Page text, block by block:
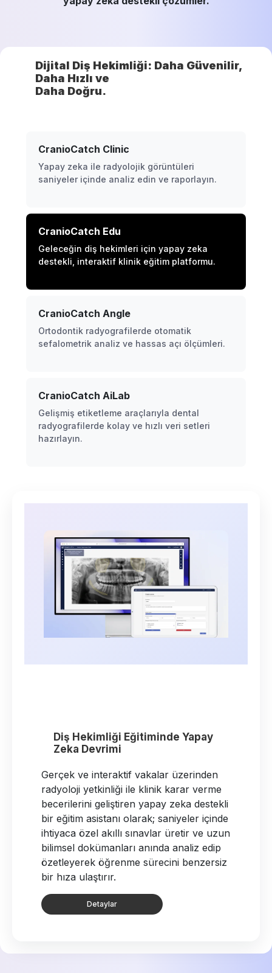
Dijital Diş Hekimliği: Daha Güvenilir,
Daha Hızlı ve
Daha Doğru.
CranioCatch Clinic
Yapay zeka ile radyolojik görüntüleri
saniyeler içinde analiz edin ve raporlayın.
CranioCatch Edu
Geleceğin diş hekimleri için yapay zeka
destekli, interaktif klinik eğitim platformu.
CranioCatch Angle
Ortodontik radyografilerde otomatik
sefalometrik analiz ve hassas açı ölçümleri.
CranioCatch AiLab
Gelişmiş etiketleme araçlarıyla dental
radyografilerde kolay ve hızlı veri setleri
hazırlayın.
Diş Hekimliği Eğitiminde Yapay
Zeka Devrimi
Gerçek ve interaktif vakalar üzerinden
radyoloji yetkinliği ile klinik karar verme
becerilerini geliştiren yapay zeka destekli
bir eğitim asistanı olarak; saniyeler içinde
ihtiyaca özel akıllı sınavlar üretir ve uzun
bilimsel dokümanları anında analiz edip
özetleyerek öğrenme sürecini benzersiz
bir hıza ulaştırır.
Detaylar